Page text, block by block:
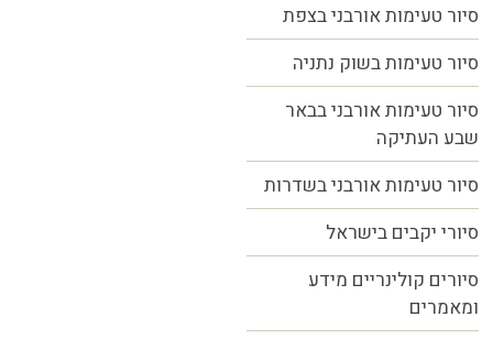
סיור טעימות אורבני בצפת
סיור טעימות בשוק נתניה
סיור טעימות אורבני בבאר
שבע העתיקה
סיור טעימות אורבני בשדרות
סיורי יקבים בישראל
סיורים קולינריים מידע
ומאמרים